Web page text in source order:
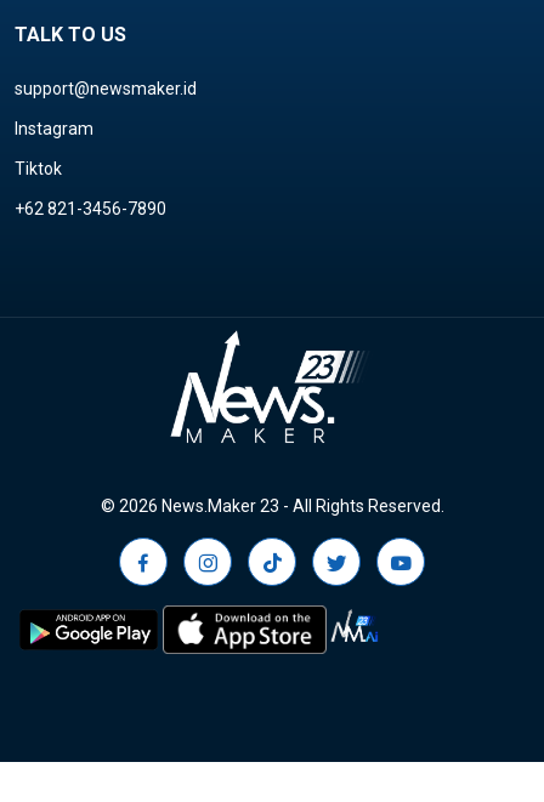
TALK TO US
support@newsmaker.id
Instagram
Tiktok
+62 821-3456-7890
© 2026 News.Maker 23 - All Rights Reserved.